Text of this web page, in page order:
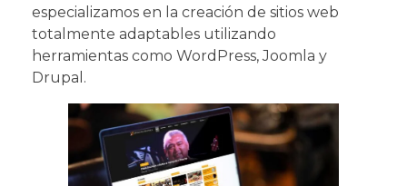
especializamos en la creación de sitios web
totalmente adaptables utilizando
herramientas como WordPress, Joomla y
Drupal.